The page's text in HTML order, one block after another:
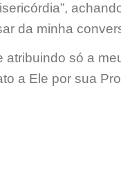
da minha
só a
a Ele por sua